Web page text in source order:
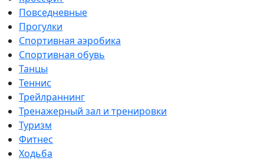
Повседневные
Прогулки
Спортивная аэробика
Спортивная обувь
Танцы
Теннис
Трейлраннинг
Тренажерный зал и тренировки
Туризм
Фитнес
Ходьба